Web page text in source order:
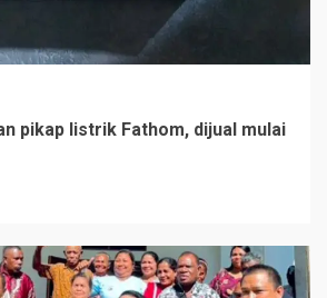
pikap listrik Fathom, dijual mulai